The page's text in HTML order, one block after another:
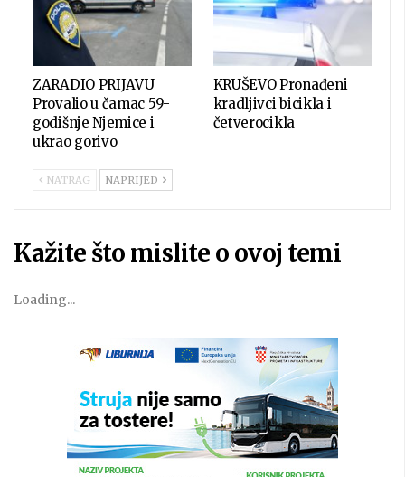
ZARADIO PRIJAVU
Provalio u čamac 59-
godišnje Njemice i
ukrao gorivo
KRUŠEVO Pronađeni
kradljivci bicikla i
četverocikla
NATRAG NAPRIJED
Kažite što mislite o ovoj temi
Loading...